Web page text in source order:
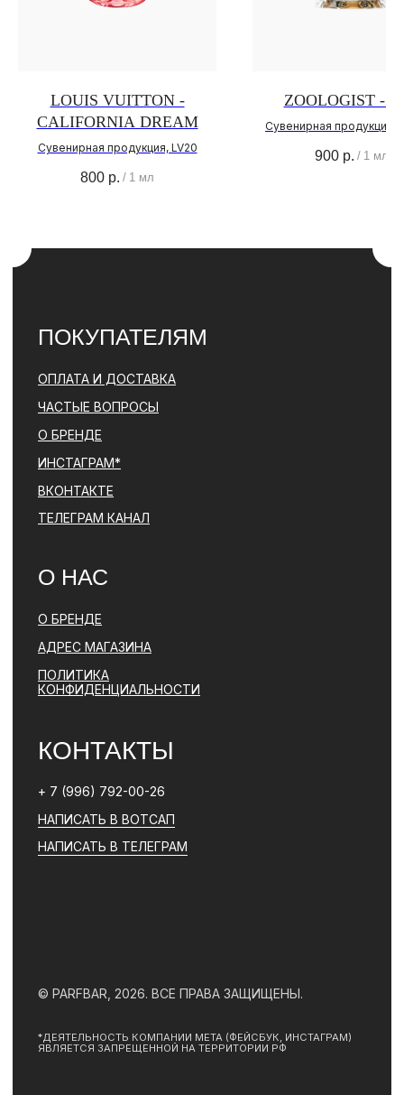
LOUIS VUITTON -
CALIFORNIA DREAM
Сувенирная продукция, LV20
800 р. / 1 мл
ZOOLOGIST -
Сувенирная продукция ,
900 р. / 1 мл
КОНТАКТЫ
ПОЛИТИКА
+ 7 (996) 792-00-26
ЮРИДИЧЕСКАЯ ИНФОРМАЦИЯ
ДОГОВОР ОФЕРТЫ
© PARFBAR, 2026. ВСЕ ПРАВА ЗАЩИЩЕНЫ.